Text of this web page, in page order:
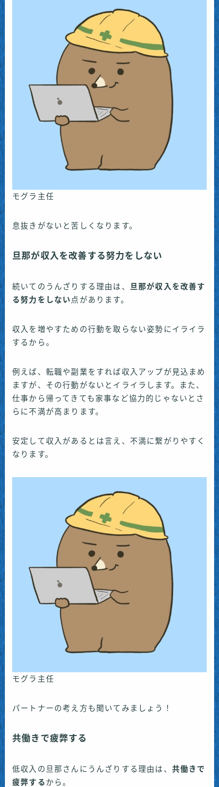
モグラ主任
息抜きがないと苦しくなります。
旦那が収入を改善する努力をしない
続いてのうんざりする理由は、
旦那が収入を改善す
る努力をしない 点があります。
収入を増やすための行動を取らない姿勢にイライラ
するから。
例えば、転職や副業をすれば収入アップが見込まめ
ますが、その行動がないとイライラします。また、
仕事から帰ってきても家事など協力的じゃないとさ
らに不満が高まります。
安定して収入があるとは言え、不満に繋がりやすく
なります。
モグラ主任
パートナーの考え方も聞いてみましょう！
共働きで疲弊する
低収入の旦那さんにうんざりする理由は、 共働きで
疲弊する から。